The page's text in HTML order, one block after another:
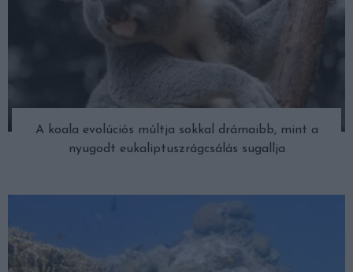
A koala evolúciós múltja sokkal drámaibb, mint a
nyugodt eukaliptuszrágcsálás sugallja